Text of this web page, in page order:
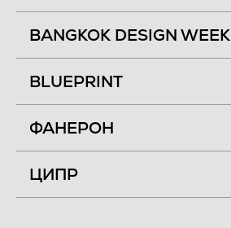
BANGKOK DESIGN WEEK
BLUEPRINT
ФАНЕРОН
ЦИПР